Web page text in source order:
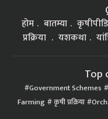
होम बातम्या
प्रक्रिया
यशकथा
Top
Government Schemes
Farming कृषी प्रक्रिया